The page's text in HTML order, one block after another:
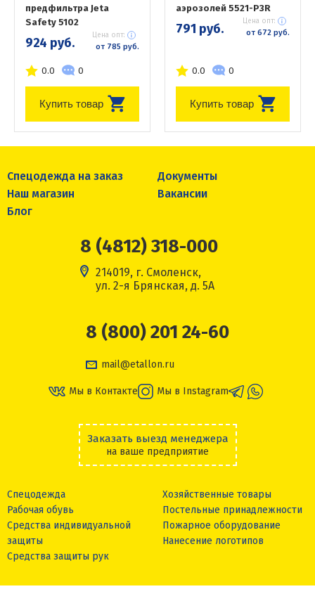
предфильтра Jeta
Safety 5102
924 руб. Цена опт:
от 785 руб.
0.0 0
Купить товар
аэрозолей 5521-P3R
791 руб. Цена опт:
от 672 руб.
0.0 0
Купить товар
Спецодежда на заказ
Документы
Наш магазин
Вакансии
Блог
8 (4812) 318-000
214019, г. Смоленск,
ул. 2-я Брянская, д. 5А
8 (800) 201 24-60
mail@etallon.ru
Мы в Контакте Мы в Instagram
Заказать выезд менеджера
на ваше предприятие
Спецодежда
Рабочая обувь
Средства индивидуальной
защиты
Средства защиты рук
Хозяйственные товары
Постельные принадлежности
Пожарное оборудование
Нанесение логотипов